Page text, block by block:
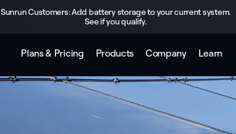
Sunrun Customers: Add battery storage to your current system.
See if you qualify.
Plans & Pricing Products Company Learn